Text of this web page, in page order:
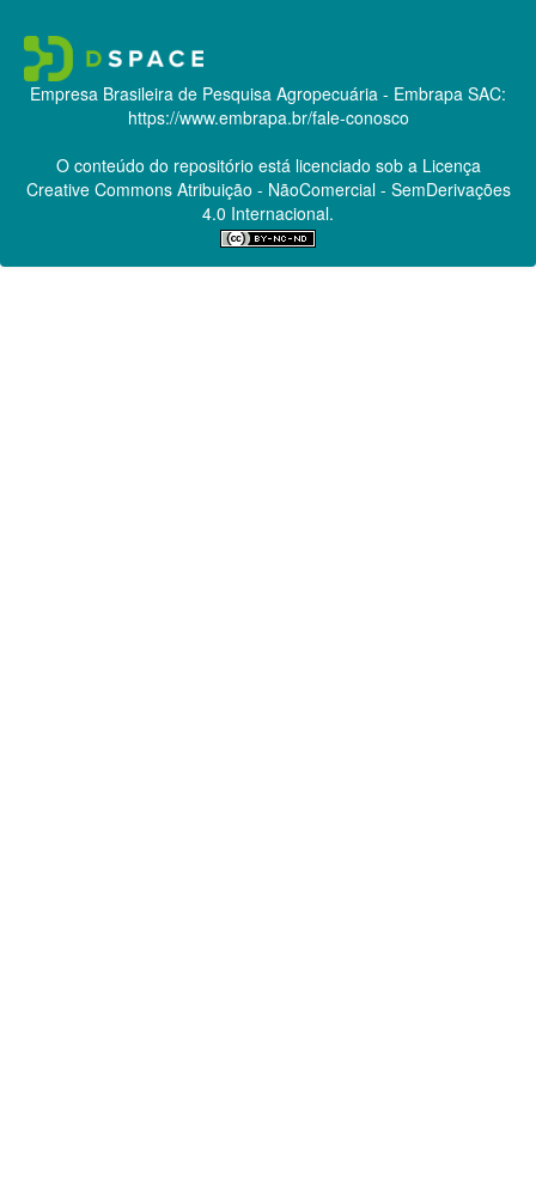
Empresa Brasileira de Pesquisa Agropecuária - Embrapa SAC:
https://www.embrapa.br/fale-conosco
O conteúdo do repositório está licenciado sob a Licença
Creative CommonsAtribuição - NãoComercial - SemDerivações
4.0 Internacional.